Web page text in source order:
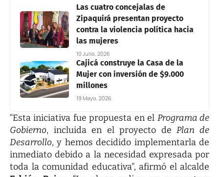
Las cuatro concejalas de
Zipaquirá presentan proyecto
contra la violencia política hacia
las mujeres
10 Julio, 2026
Cajicá construye la Casa de la
Mujer con inversión de $9.000
millones
19 Mayo, 2026
“Esta iniciativa fue propuesta en el Programa de
Gobierno, incluida en el proyecto dePlan de
Desarrollo, y hemos decidido implementarla de
inmediato debido a la necesidad expresada por
toda la comunidad educativa”, afirmó el alcalde